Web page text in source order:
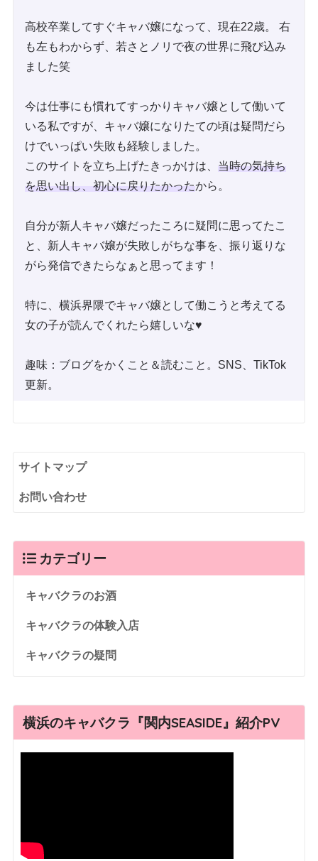
高校卒業してすぐキャバ嬢になって、現在22歳。 右
も左もわからず、若さとノリで夜の世界に飛び込み
ました笑
今は仕事にも慣れてすっかりキャバ嬢として働いて
いる私ですが、キャバ嬢になりたての頃は疑問だら
けでいっぱい失敗も経験しました。
このサイトを立ち上げたきっかけは、 当時の気持ち
を思い出し、初心に戻りたかったから。
自分が新人キャバ嬢だったころに疑問に思ってたこ
と、新人キャバ嬢が失敗しがちな事を、振り返りな
がら発信できたらなぁと思ってます！
特に、横浜界隈でキャバ嬢として働こうと考えてる
女の子が読んでくれたら嬉しいな♥
趣味：ブログをかくこと＆読むこと。SNS、TikTok
更新。
サイトマップ
お問い合わせ
カテゴリー
キャバクラのお酒
キャバクラの体験入店
キャバクラの疑問
横浜のキャバクラ『関内SEASIDE』紹介PV